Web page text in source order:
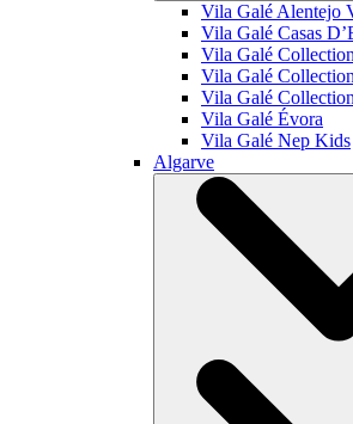
Vila Galé Alentejo
Vila Galé Casas
Vila Galé Collection
Vila Galé Collection
Vila Galé Collection
Vila Galé Évora
Vila Galé Nep Kids
Algarve